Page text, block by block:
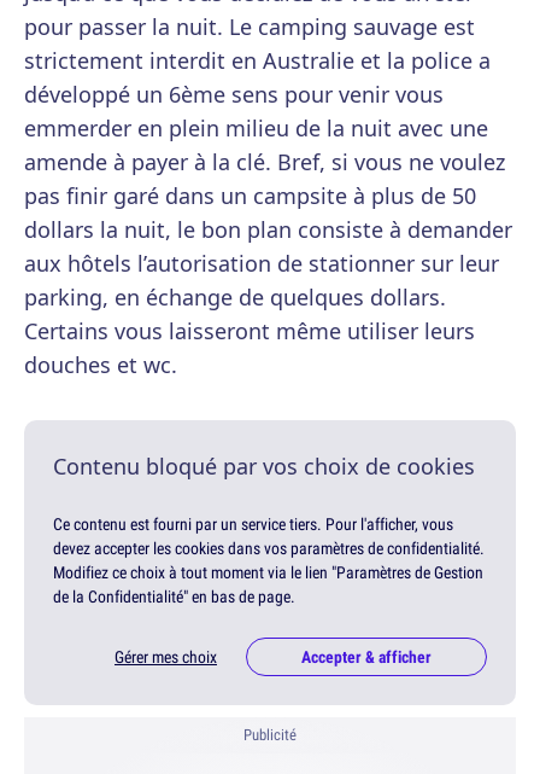
pour passer la nuit. Le camping sauvage est
strictement interdit en Australie et la police a
développé un 6ème sens pour venir vous
emmerder en plein milieu de la nuit avec une
amende à payer à la clé. Bref, si vous ne voulez
pas finir garé dans un campsite à plus de 50
dollars la nuit, le bon plan consiste à demander
aux hôtels l’autorisation de stationner sur leur
parking, en échange de quelques dollars.
Certains vous laisseront même utiliser leurs
douches et wc.
Contenu bloqué par vos choix de cookies
Ce contenu est fourni par un service tiers. Pour l'afficher, vous
devez accepter les cookies dans vos paramètres de confidentialité.
Modifiez ce choix à tout moment via le lien "Paramètres de Gestion
de la Confidentialité" en bas de page.
Gérer mes choix Accepter & afficher
Publicité